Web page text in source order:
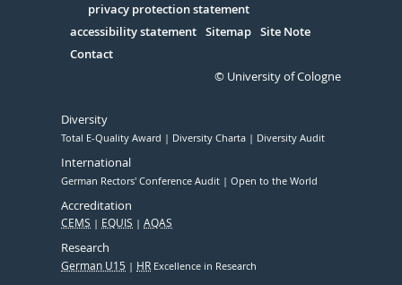
Serivce
privacy protection statement
accessibility statement Sitemap Site Note
Contact
© University of Cologne
Diversity
Total E-Quality Award Diversity Charta Diversity Audit
International
German Rectors' Conference Audit Open to the World
Accreditation
CEMS EQUIS AQAS
Research
German U15 HR Excellence in Research